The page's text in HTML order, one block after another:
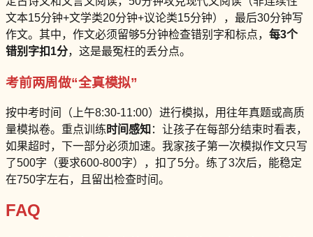
文本15分钟+文学类20分钟+议论类15分钟），最后30分钟写
作文。其中，作文必须留够5分钟检查错别字和标点， 每3个
错别字扣1分，这是最冤枉的丢分点。
考前两周做“全真模拟”
按中考时间（上午8:30-11:00）进行模拟，用往年真题或高质
量模拟卷。重点训练 时间感知 ：让孩子在每部分结束时看表，
如果超时，下一部分必须加速。我家孩子第一次模拟作文只写
了500字（要求600-800字），扣了5分。练了3次后，能稳定
在750字左右，且留出检查时间。
FAQ